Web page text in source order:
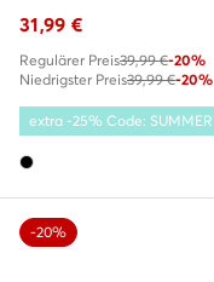
31,99 €
Regulärer Preis39,99 €-20%
Niedrigster Preis39,99 €-20%
extra -25% Code: SUMMER
-20%